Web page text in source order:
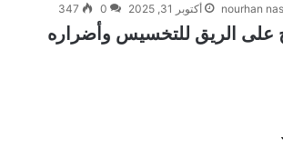
nourhan أكتوبر 31, 2025 0
347
على الريق للتخسيس وأضراره